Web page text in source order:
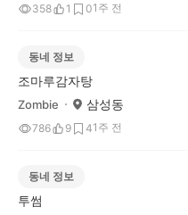
358 1 01주 전
동네 정보
조마루감자탕
Zombie 삼성동
786 9 41주 전
동네 정보
투썸